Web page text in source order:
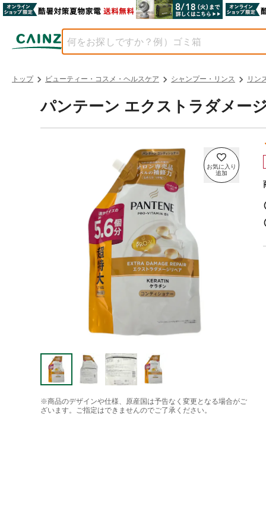
トップ ビューティー・コスメ・ヘルスケア シャンプー・リンス リン
パンテーン エクストラダメー
※商品のデザインや仕様、原産国は予告なく変更となる場合がご
ざいます。ご指定はできませんのでご了承ください。